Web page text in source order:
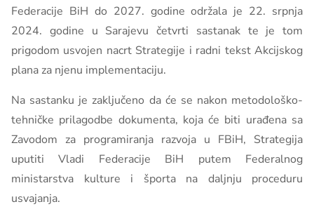
Federacije BiH do 2027. godine održala je 22. srpnja
2024. godine u Sarajevu četvrti sastanak te je tom
prigodom usvojen nacrt Strategije i radni tekst Akcijskog
plana za njenu implementaciju.
Na sastanku je zaključeno da će se nakon metodološko-
tehničke prilagodbe dokumenta, koja će biti urađena sa
Zavodom za programiranja razvoja u FBiH, Strategija
uputiti Vladi Federacije BiH putem Federalnog
ministarstva kulture i športa na daljnju proceduru
usvajanja.